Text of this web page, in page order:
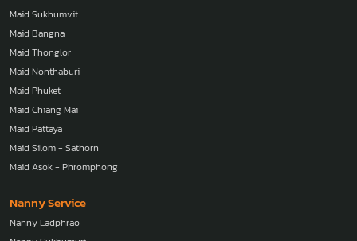
Maid Sukhumvit
Maid Bangna
Maid Thonglor
Maid Nonthaburi
Maid Phuket
Maid Chiang Mai
Maid Pattaya
Maid Silom - Sathorn
Maid Asok - Phromphong
Nanny Service
Nanny Ladphrao